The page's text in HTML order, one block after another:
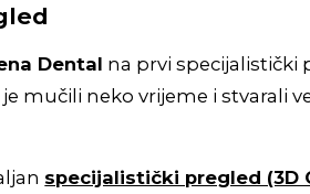
Dental na prvi specijalistički
mučili neko vrijeme i stvarali
specijalistički pregled (3D